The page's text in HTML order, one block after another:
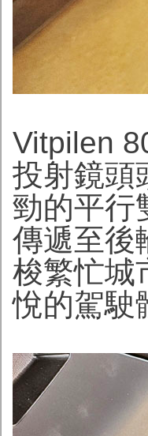
Vitpilen
投射鏡頭
勁的平行
傳遞至後
梭繁忙城
悅的駕駛